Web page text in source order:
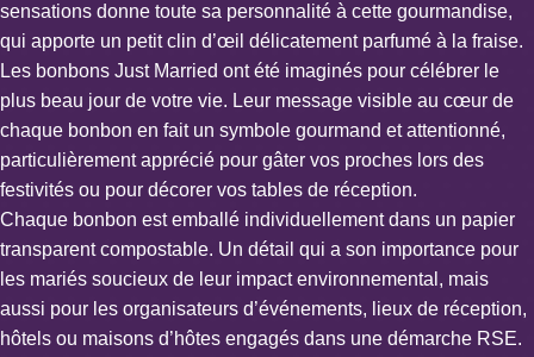
sensations donne toute sa personnalité à cette gourmandise,
qui apporte un petit clin d’œil délicatement parfumé à la fraise.
Les bonbons Just Married ont été imaginés pour célébrer le
plus beau jour de votre vie. Leur message visible au cœur de
chaque bonbon en fait un symbole gourmand et attentionné,
particulièrement apprécié pour gâter vos proches lors des
festivités ou pour décorer vos tables de réception.
Chaque bonbon est emballé individuellement dans un papier
transparent compostable. Un détail qui a son importance pour
les mariés soucieux de leur impact environnemental, mais
aussi pour les organisateurs d’événements, lieux de réception,
hôtels ou maisons d’hôtes engagés dans une démarche RSE.